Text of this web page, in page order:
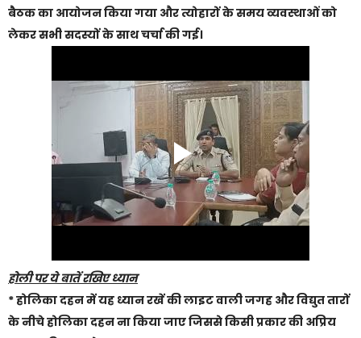
बैठक का आयोजन किया गया और त्योहारों के समय व्यवस्थाओं को
लेकर सभी सदस्यों के साथ चर्चा की गई।
होली पर ये बातें रखिए ध्यान
* होलिका दहन में यह ध्यान रखें की लाइट वाली जगह और विद्युत तारों
के नीचे होलिका दहन ना किया जाए जिससे किसी प्रकार की अप्रिय